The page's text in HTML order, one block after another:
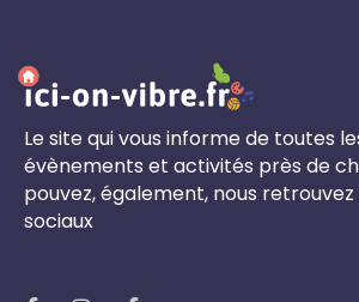
Le site qui vous informe de toutes
évènements et activités près de
pouvez, également, nous retrouvez
sociaux